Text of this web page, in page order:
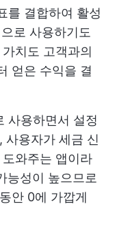
를 결합하여 활성
로 사용하기도
치도 고객과의
얻은 수익을 결
사용하면서 설정
사용자가 세금 신
와주는 앱이라
능성이 높으므로
안 0에 가깝게